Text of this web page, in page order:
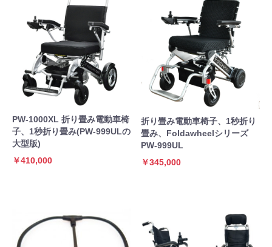
PW-1000XL 折り畳み電動車椅
子、1秒折り畳み(PW-999ULの
大型版)
￥410,000
折り畳み電動車椅子、1秒折り
畳み、Foldawheelシリーズ
PW-999UL
￥345,000